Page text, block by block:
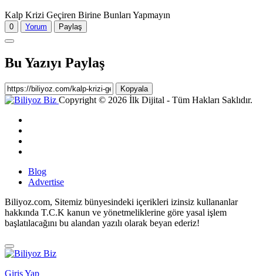
Kalp Krizi Geçiren Birine Bunları Yapmayın
0 Yorum Paylaş
Bu Yazıyı Paylaş
Kopyala
Copyright © 2026 İlk Dijital - Tüm Hakları Saklıdır.
Blog
Advertise
Biliyoz.com, Sitemiz bünyesindeki içerikleri izinsiz kullananlar
hakkında T.C.K kanun ve yönetmeliklerine göre yasal işlem
başlatılacağını bu alandan yazılı olarak beyan ederiz!
Giriş Yap